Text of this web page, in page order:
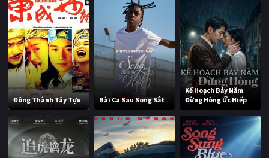
Đông Thành Tây Tựu Bài Ca Sau Song Sắt
Kế Hoạch Bảy Năm
Đừng Hòng Ức Hiếp